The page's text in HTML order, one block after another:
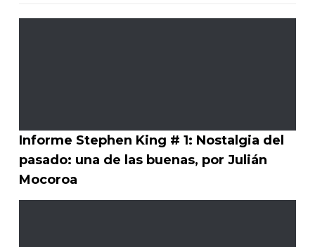
Informe Stephen King # 1: Nostalgia del
pasado: una de las buenas, por Julián
Mocoroa